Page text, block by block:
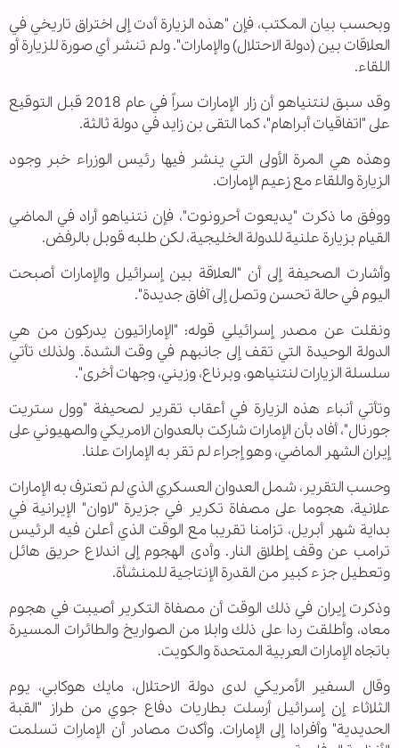
وبحسب بيان المكتب، فإن "هذه الزيارة أدت إلى اختراق تاريخي في
العلاقات بين (دولة الاحتلال) والإمارات". ولم تنشر أي صورة للزيارة أو
اللقاء.
وقد سبق لنتنياهو أن زار الإمارات سراً في عام 2018 قبل التوقيع
على "اتفاقيات أبراهام"، كما التقى بن زايد في دولة ثالثة.
وهذه هي المرة الأولى التي ينشر فيها رئيس الوزراء خبر وجود
الزيارة واللقاء مع زعيم الإمارات.
ووفق ما ذكرت "يديعوت أحرونوت"، فإن نتنياهو أراد في الماضي
القيام بزيارة علنية للدولة الخليجية، لكن طلبه قوبل بالرفض.
وأشارت الصحيفة إلى أن "العلاقة بين إسرائيل والإمارات أصبحت
اليوم في حالة تحسن وتصل إلى آفاق جديدة".
ونقلت عن مصدر إسرائيلي قوله: "الإماراتيون يدركون من هي
الدولة الوحيدة التي تقف إلى جانبهم في وقت الشدة. ولذلك تأتي
سلسلة الزيارات لنتنياهو، وبرناع، وزيني، وجهات أخرى".
وتأتي أنباء هذه الزيارة في أعقاب تقرير لصحيفة "وول ستريت
جورنال"، أفاد بأن الإمارات شاركت بالعدوان الامريكي والصهيوني على
إيران الشهر الماضي، وهو إجراء لم تقر به الإمارات علنا.
وحسب التقرير، شمل العدوان العسكري الذي لم تعترف به الإمارات
علانية، هجوما على مصفاة تكرير في جزيرة "لاوان" الإيرانية في
بداية شهر أبريل، تزامنا تقريبا مع الوقت الذي أعلن فيه الرئيس
ترامب عن وقف إطلاق النار. وأدى الهجوم إلى اندلاع حريق هائل
وتعطيل جزء كبير من القدرة الإنتاجية للمنشأة.
وذكرت إيران في ذلك الوقت أن مصفاة التكرير أصيبت في هجوم
معاد، وأطلقت ردا على ذلك وابلا من الصواريخ والطائرات المسيرة
باتجاه الإمارات العربية المتحدة والكويت.
وقال السفير الأمريكي لدى دولة الاحتلال، مايك هوكابي، يوم
الثلاثاء إن إسرائيل أرسلت بطاريات دفاع جوي من طراز "القبة
الحديدية" وأفرادا إلى الإمارات. وأكدت مصادر أن الإمارات تسلمت